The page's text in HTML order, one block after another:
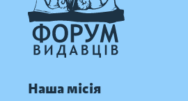
Наша місія